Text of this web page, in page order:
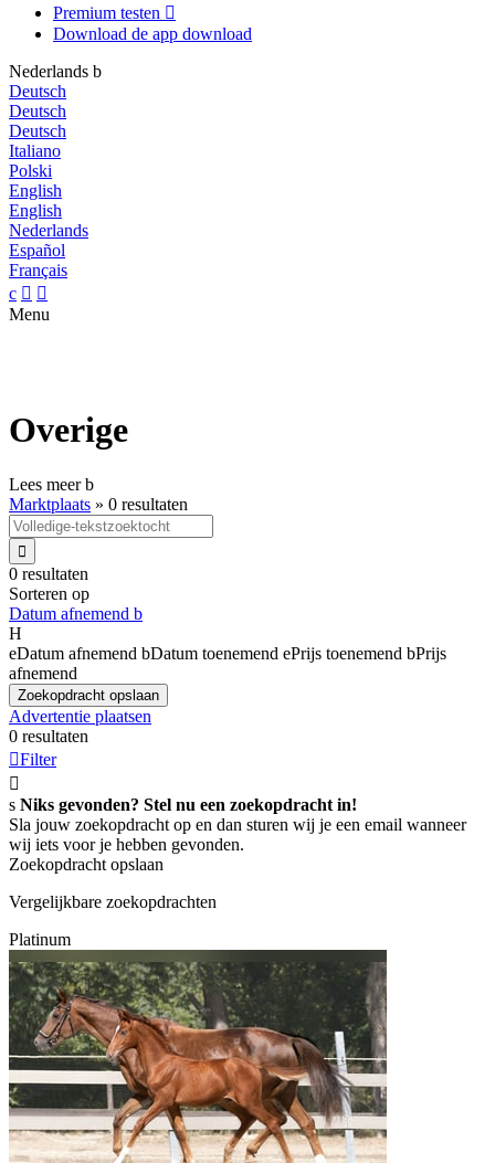
Premium testen 
Download de app download
Nederlands b
Deutsch
Deutsch
Deutsch
Italiano
Polski
English
English
Nederlands
Español
Français
c  
Menu
Overige
Lees meerb
Marktplaats » 0 resultaten

0 resultaten
Sorteren op
Datum afnemend b
H
eDatum afnemend bDatum toenemend ePrijs toenemend bPrijs
afnemend
Zoekopdracht opslaan
Advertentie plaatsen
0 resultaten
Filter

s Niks gevonden? Stel nu een zoekopdracht in!
Sla jouw zoekopdracht op en dan sturen wij je een email wanneer
wij iets voor je hebben gevonden.
Zoekopdracht opslaan
Vergelijkbare zoekopdrachten
Platinum